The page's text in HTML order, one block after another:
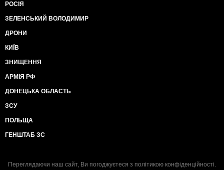
РОСІЯ
ЗЕЛЕНСЬКИЙ ВОЛОДИМИР
ДРОНИ
КИЇВ
ЗНИЩЕННЯ
АРМІЯ РФ
ДОНЕЦЬКА ОБЛАСТЬ
ЗСУ
ПОЛЬЩА
ГЕНШТАБ ЗС
Переглядаючи наш сайт, Ви погоджуєтеся з політикою конфіденційності.